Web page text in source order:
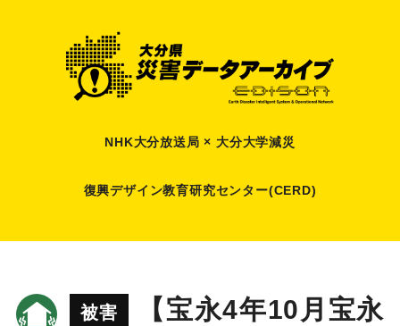
NHK大分放送局 × 大分大学減災
復興デザイン教育研究センター(CERD)
被害
【宝永4年10月宝永